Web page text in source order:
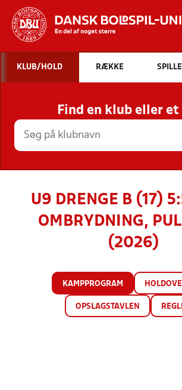
Hvad
INDHOLD
STILLINGER, RESULTATER,
HOLD
KLUB/HOLD RÆKKE
Find en klub eller et
U9 DRENGE B (17)
OMBRYDNING,
(2026)
KAMPPROGRAM
OPSLAGSTAVLEN